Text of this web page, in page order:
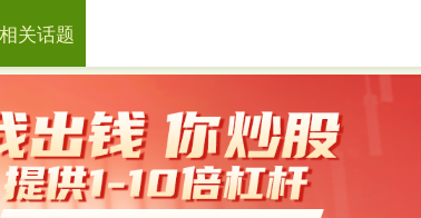
关话题